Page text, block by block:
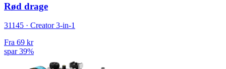
Rød drage
31145 · Creator 3-in-1
Fra 69 kr
spar 39%